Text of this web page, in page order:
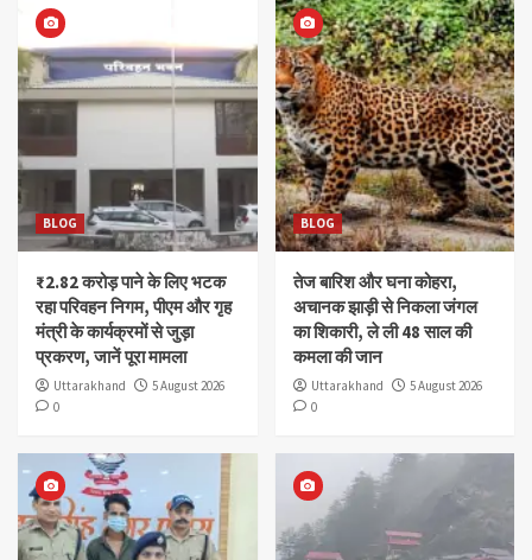
BLOG
₹2.82 करोड़ पाने के लिए भटक
रहा परिवहन निगम, पीएम और गृह
मंत्री के कार्यक्रमों से जुड़ा
प्रकरण, जानें पूरा मामला
Uttarakhand
5 August 2026
0
BLOG
तेज बारिश और घना कोहरा,
अचानक झाड़ी से निकला जंगल
का शिकारी, ले ली 48 साल की
कमला की जान
Uttarakhand
5 August 2026
0